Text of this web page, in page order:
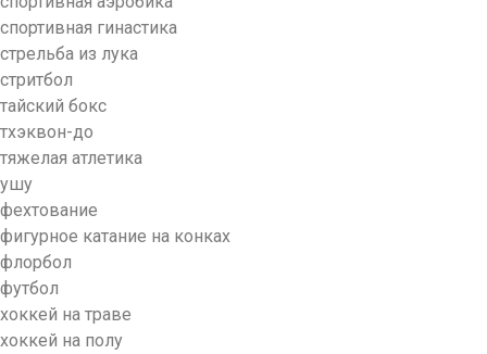
спортивная гинастика
стрельба из лука
стритбол
тайский бокс
тхэквон-до
тяжелая атлетика
ушу
фехтование
фигурное катание на конках
флорбол
футбол
хоккей на траве
хоккей на полу